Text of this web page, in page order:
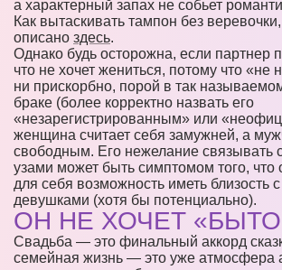
а характерный запах не собьет
Как вытаскивать тампон без
описано здесь.
Однако будь осторожна, если партнер
что не хочет жениться, потому что «не
ни прискорбно, порой в так
браке (более корректно назвать его
«незарегистрированным» или
женщина считает себя замужней, а
свободным. Его нежелание связывать
узами может быть симптомом того, что
для себя возможность иметь близость
девушками (хотя бы потенциально).
ОН НЕ ХОЧЕТ
Свадьба — это финальный аккорд
семейная жизнь — это уже атмосфера